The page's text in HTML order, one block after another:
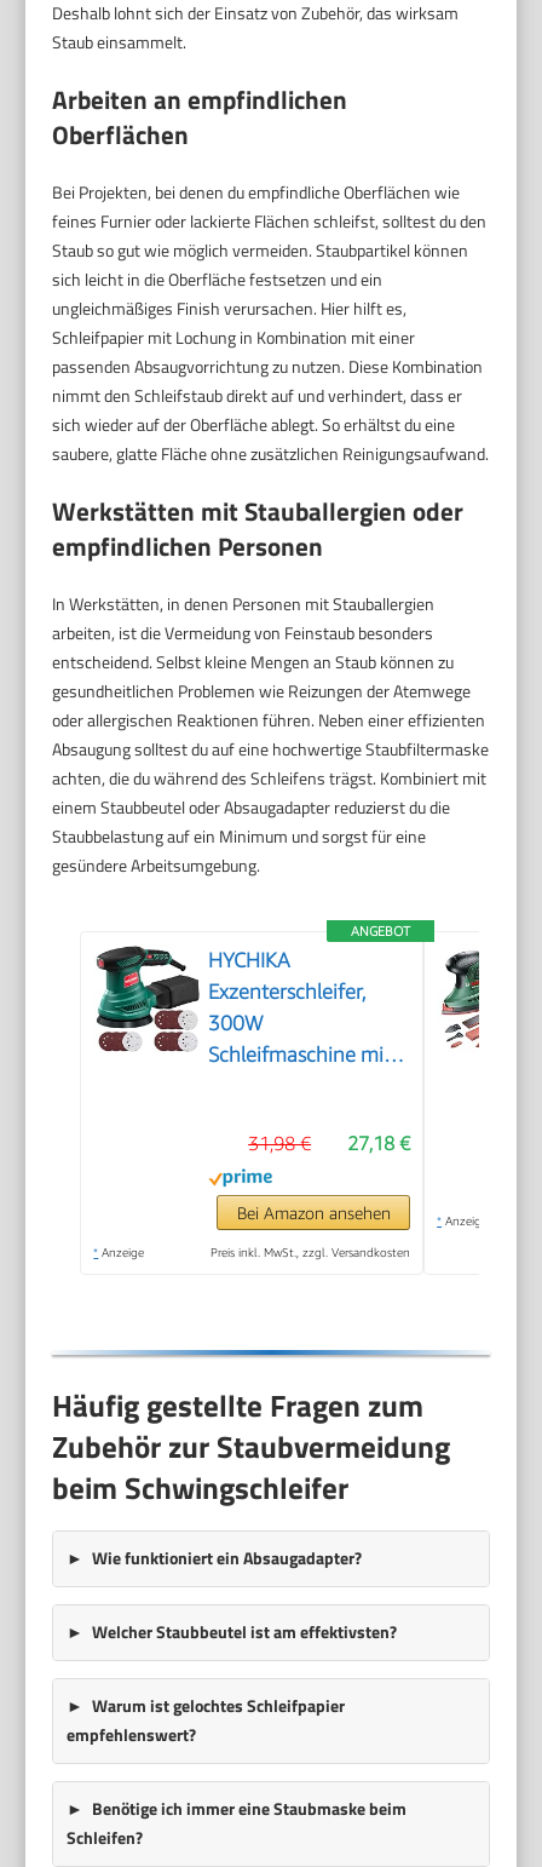
Deshalb lohnt sich der Einsatz von Zubehör, das wirksam
Staub einsammelt.
Arbeiten an empfindlichen
Oberflächen
Bei Projekten, bei denen du empfindliche Oberflächen wie
feines Furnier oder lackierte Flächen schleifst, solltest du den
Staub so gut wie möglich vermeiden. Staubpartikel können
sich leicht in die Oberfläche festsetzen und ein
ungleichmäßiges Finish verursachen. Hier hilft es,
Schleifpapier mit Lochung in Kombination mit einer
passenden Absaugvorrichtung zu nutzen. Diese Kombination
nimmt den Schleifstaub direkt auf und verhindert, dass er
sich wieder auf der Oberfläche ablegt. So erhältst du eine
saubere, glatte Fläche ohne zusätzlichen Reinigungsaufwand.
Werkstätten mit Stauballergien oder
empfindlichen Personen
In Werkstätten, in denen Personen mit Stauballergien
arbeiten, ist die Vermeidung von Feinstaub besonders
entscheidend. Selbst kleine Mengen an Staub können zu
gesundheitlichen Problemen wie Reizungen der Atemwege
oder allergischen Reaktionen führen. Neben einer effizienten
Absaugung solltest du auf eine hochwertige Staubfiltermaske
achten, die du während des Schleifens trägst. Kombiniert mit
einem Staubbeutel oder Absaugadapter reduzierst du die
Staubbelastung auf ein Minimum und sorgst für eine
gesündere Arbeitsumgebung.
ANGEBOT
HYCHIKA
Exzenterschleifer,
300W
Schleifmaschine mit
6000-13000 U/min,
mit 12pcs
Schleifpapier 125mm
klett,
27,18 €
31,98 €
Bei Amazon ansehen
* Anzeige Preis inkl. MwSt., zzgl. Versandkosten
* Anzeige
Häufig gestellte Fragen zum
Zubehör zur Staubvermeidung
beim Schwingschleifer
Wie funktioniert ein Absaugadapter?
Welcher Staubbeutel ist am effektivsten?
Warum ist gelochtes Schleifpapier
empfehlenswert?
Benötige ich immer eine Staubmaske beim
Schleifen?